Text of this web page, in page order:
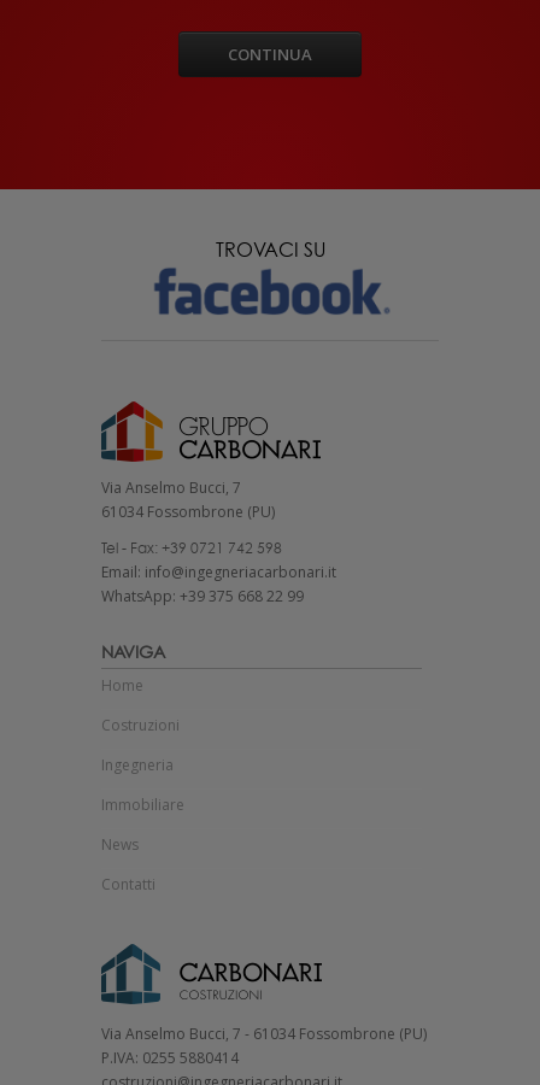
CONTINUA
TROVACI SU
Via Anselmo Bucci, 7
61034 Fossombrone (PU)
Tel - Fax: +39 0721 742 598
Email: info@ingegneriacarbonari.it
WhatsApp: +39 375 668 22 99
NAVIGA
Home
Costruzioni
Ingegneria
Immobiliare
News
Contatti
Via Anselmo Bucci, 7 - 61034 Fossombrone (PU)
P.IVA: 0255 5880414